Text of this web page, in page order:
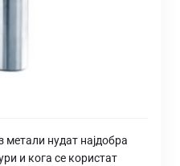
метали нудат најдобра
и кога се користат